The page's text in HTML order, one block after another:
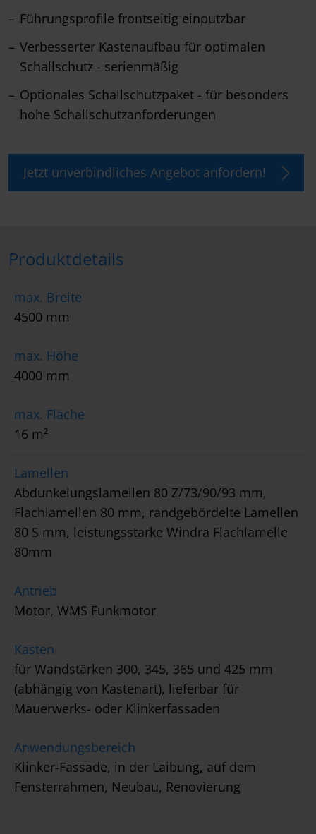
Führungsprofile frontseitig einputzbar
Verbesserter Kastenaufbau für optimalen
Schallschutz - serienmäßig
Optionales Schallschutzpaket - für besonders
hohe Schallschutzanforderungen
Jetzt unverbindliches Angebot anfordern!
Produktdetails
max. Breite
4500 mm
max. Höhe
4000 mm
max. Fläche
16 m²
Lamellen
Abdunkelungslamellen 80 Z/73/90/93 mm,
Flachlamellen 80 mm, randgebördelte Lamellen
80 S mm, leistungsstarke Windra Flachlamelle
80mm
Antrieb
Motor, WMS Funkmotor
Kasten
für Wandstärken 300, 345, 365 und 425 mm
(abhängig von Kastenart), lieferbar für
Mauerwerks- oder Klinkerfassaden
Anwendungsbereich
Klinker-Fassade, in der Laibung, auf dem
Fensterrahmen, Neubau, Renovierung